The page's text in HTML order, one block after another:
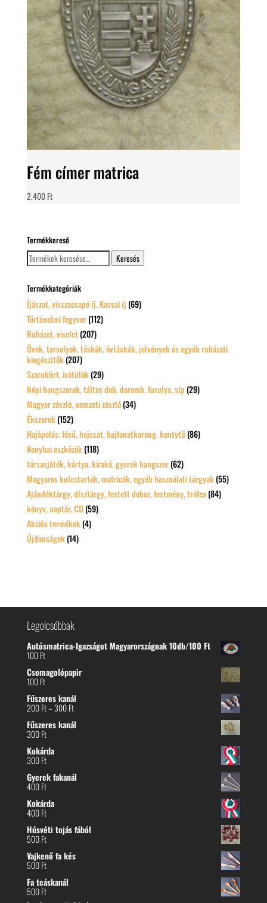
Fém címer matrica
2.400Ft
Termékkereső
Keresés
a
Keresés
Termékkategóriák
Íjászat, visszacsapó íj, Kassai íj (69)
Történelmi fegyver (112)
Ruházat, viselet (207)
Övek, tarsolyok, táskák, övtáskák, jelvények és egyéb ruházati
kiegészítők (207)
Szarukürt, ivótülök (29)
Népi hangszerek, táltos dob, doromb, furulya, síp (29)
Magyar zászló, nemzeti zászló (34)
Ékszerek (152)
Hajápolás: fésű, hajcsat, hajfonatkorong, kontytű (86)
Konyhai eszközök (118)
társasjáték, kártya, kirakó, gyerek hangszer (62)
Magyaros kulcstartók, matricák, egyéb használati tárgyak (55)
Ajándéktárgy, dísztárgy, festett doboz, festmény, trófea (84)
könyv, naptár, CD (59)
Akciós termékek (4)
Újdonságok (14)
Legolcsóbbak
Autósmatrica-Igazságot Magyarországnak 10db/100 Ft
100Ft
Csomagolópapir
100Ft
Fűszeres kanál
200Ft–300FtÁrtartomány:
-
Fűszeres kanál
300Ft
Kokárda
300Ft
Gyerek fakanál
400Ft
Kokárda
400Ft
Húsvéti tojás fából
500Ft
Vajkenő fa kés
500Ft
Fa teáskanál
500Ft